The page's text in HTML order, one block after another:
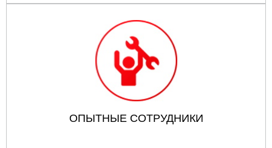
ОПЫТНЫЕ СОТРУДНИКИ